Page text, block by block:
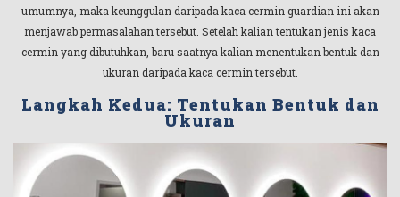
umumnya, maka keunggulan daripada kaca cermin guardian ini akan
menjawab permasalahan tersebut. Setelah kalian tentukan jenis kaca
cermin yang dibutuhkan, baru saatnya kalian menentukan bentuk dan
ukuran daripada kaca cermin tersebut.
Langkah Kedua: Tentukan Bentuk dan
Ukuran